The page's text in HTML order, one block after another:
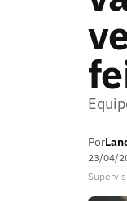
Por
23/04/